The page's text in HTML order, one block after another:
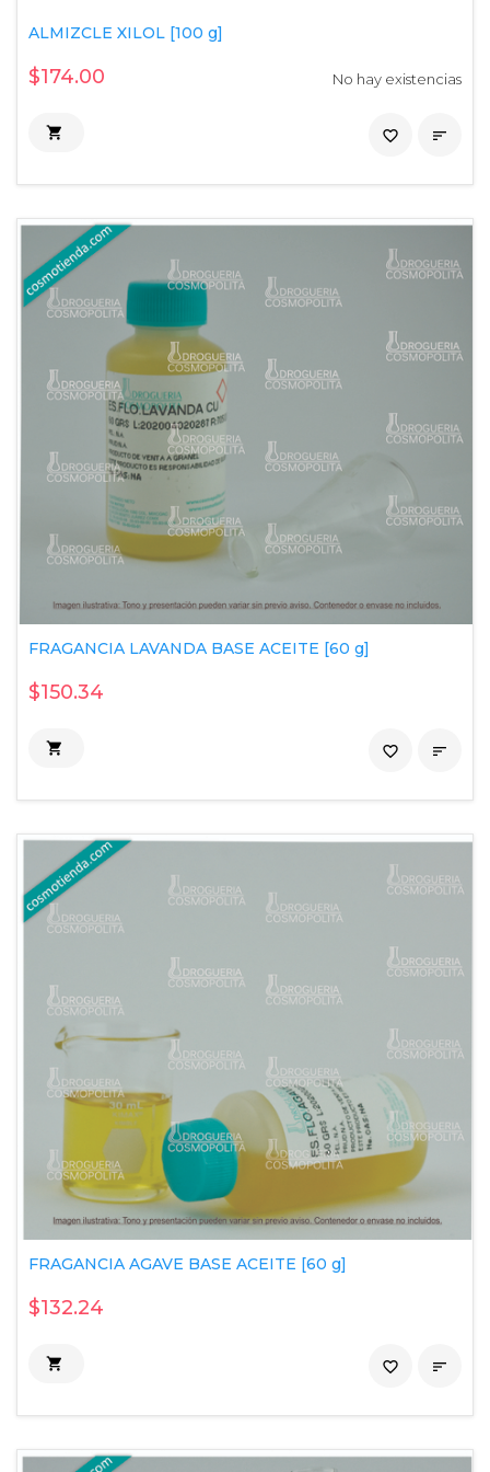
ALMIZCLE XILOL [100 g]
$174.00 No hay existencias
 
favorite_border
FRAGANCIA LAVANDA BASE ACEITE [60 g]
$150.34
 
favorite_border
FRAGANCIA AGAVE BASE ACEITE [60 g]
$132.24
 
favorite_border